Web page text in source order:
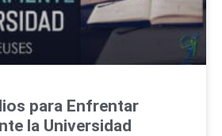
para Enfrentar
la Universidad